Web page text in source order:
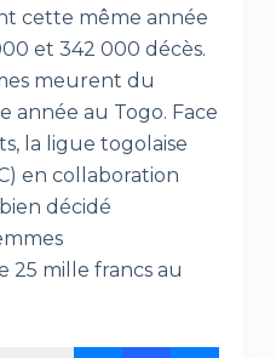
cette même année
et 342 000 décès.
meurent du
année au Togo. Face
la ligue togolaise
en collaboration
décidé
25 mille francs au